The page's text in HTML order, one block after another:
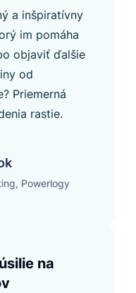
a inšpiratívny
im pomáha
objaviť ďalšie
od
Priemerná
rastie.
Powerlogy
na